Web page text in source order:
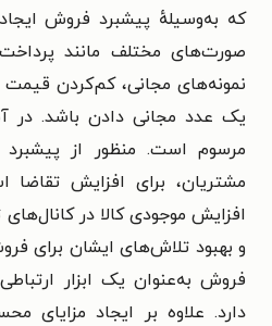
که به‌وسیلهٔ پیشبرد فروش
صورت‌های مختلف مانند
نمونه‌های مجانی، کم‌کردن قیمت
یک عدد مجانی دادن باشد. در
مرسوم است. منظور از
مشتریان، برای افزایش
افزایش موجودی کالا در
و بهبود تلاش‌های ایشان برای
فروش به‌عنوان یک ابزار ارتباطی
دارد. علاوه بر ایجاد مزایای